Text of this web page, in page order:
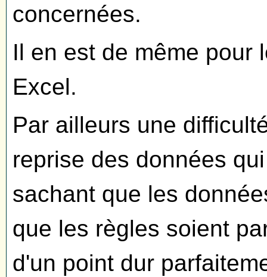
concernées.
Il en est de même pour
Excel.
Par ailleurs une
reprise des données
sachant que les
que les règles soient
d'un point dur